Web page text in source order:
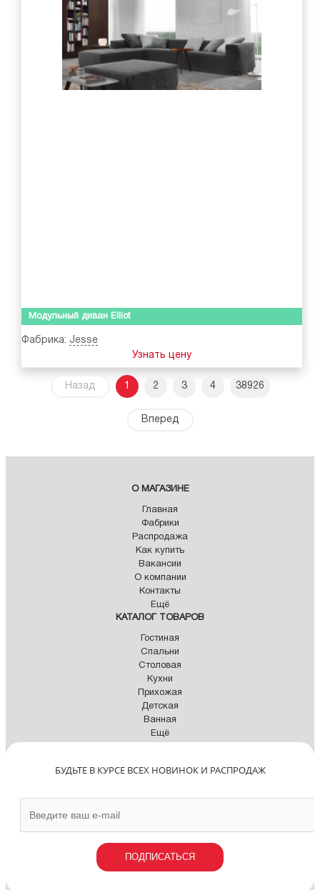
Модульный диван Elliot
Фабрика: Jesse
Узнать цену
Назад 1 2 3 4 38926
Вперед
О МАГАЗИНЕ
Главная
Фабрики
Распродажа
Как купить
Вакансии
О компании
Контакты
Ещё
КАТАЛОГ ТОВАРОВ
Гостиная
Спальни
Столовая
Кухни
Прихожая
Детская
Ванная
Ещё
БУДЬТЕ В КУРСЕ ВСЕХ НОВИНОК И РАСПРОДАЖ
ПОДПИСАТЬСЯ